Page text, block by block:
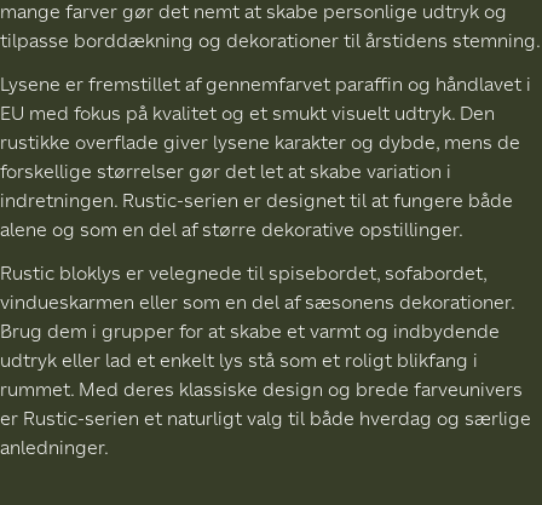
mange farver gør det nemt at skabe personlige udtryk og
tilpasse borddækning og dekorationer til årstidens stemning.
Lysene er fremstillet af gennemfarvet paraffin og håndlavet i
EU med fokus på kvalitet og et smukt visuelt udtryk. Den
rustikke overflade giver lysene karakter og dybde, mens de
forskellige størrelser gør det let at skabe variation i
indretningen. Rustic-serien er designet til at fungere både
alene og som en del af større dekorative opstillinger.
Rustic bloklys er velegnede til spisebordet, sofabordet,
vindueskarmen eller som en del af sæsonens dekorationer.
Brug dem i grupper for at skabe et varmt og indbydende
udtryk eller lad et enkelt lys stå som et roligt blikfang i
rummet. Med deres klassiske design og brede farveunivers
er Rustic-serien et naturligt valg til både hverdag og særlige
anledninger.